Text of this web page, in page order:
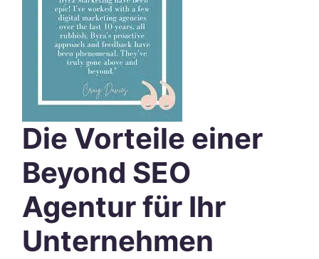
Die Vorteile einer
Beyond SEO
Agentur für Ihr
Unternehmen